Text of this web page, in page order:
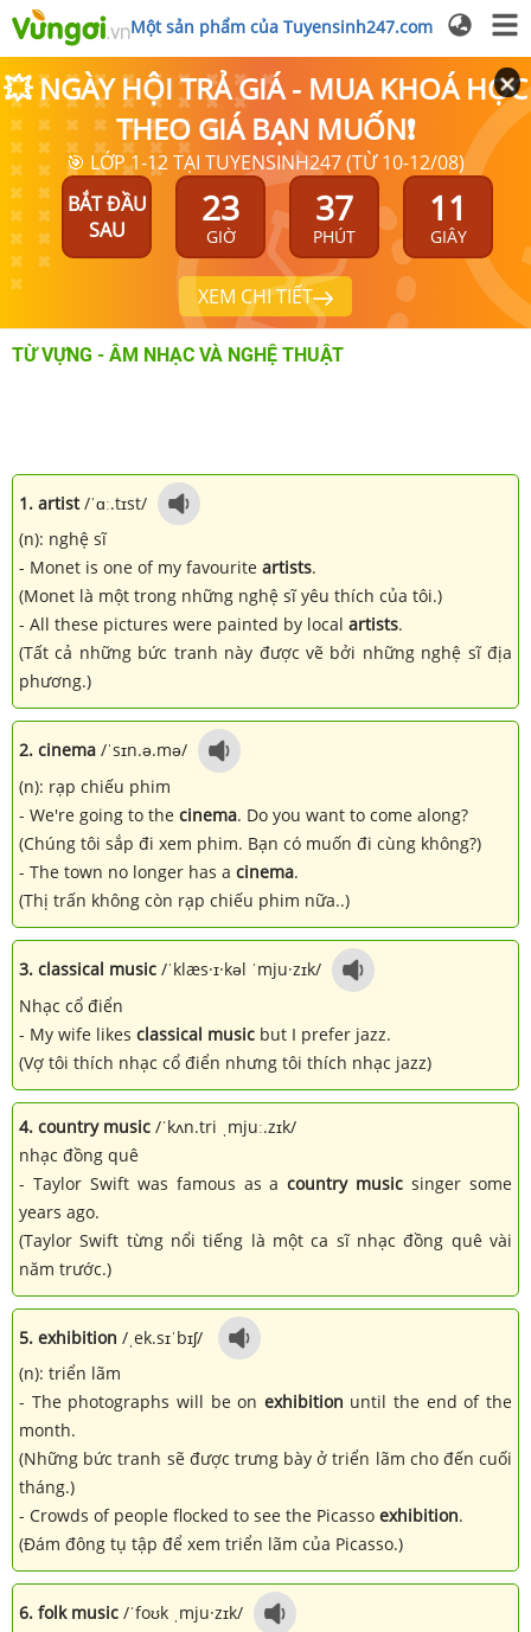
Một sản phẩm của Tuyensinh247.com
💥 NGÀY HỘI TRẢ GIÁ - MUA KHOÁ HỌC
THEO GIÁ BẠN MUỐN❗
🎯 LỚP 1-12 TẠI TUYENSINH247 (TỪ 10-12/08)
BẮT ĐẦU
SAU
23
GIỜ
37
PHÚT
11
GIÂY
XEM CHI TIẾT
TỪ VỰNG - ÂM NHẠC VÀ NGHỆ THUẬT
1. artist/ˈɑː.tɪst/
(n): nghệ sĩ
- Monet is one of my favourite artists.
(Monet là một trong những nghệ sĩ yêu thích của tôi.)
- All these pictures were painted by local artists.
(Tất cả những bức tranh này được vẽ bởi những nghệ sĩ địa
phương.)
2. cinema /ˈsɪn.ə.mə/
(n): rạp chiếu phim
- We're going to the cinema. Do you want to come along?
(Chúng tôi sắp đi xem phim. Bạn có muốn đi cùng không?)
- The town no longer has a cinema.
(Thị trấn không còn rạp chiếu phim nữa..)
3. classical music /ˈklæs·ɪ·kəl ˈmju·zɪk/
Nhạc cổ điển
- My wife likes classical music but I prefer jazz.
(Vợ tôi thích nhạc cổ điển nhưng tôi thích nhạc jazz)
4. country music /ˈkʌn.tri ˌmjuː.zɪk/
nhạc đồng quê
- Taylor Swift was famous as acountry music singer some
years ago.
(Taylor Swift từng nổi tiếng là một ca sĩ nhạc đồng quê vài
năm trước.)
5. exhibition /ˌek.sɪˈbɪʃ/
(n): triển lãm
- The photographs will be on exhibition until the end of the
month.
(Những bức tranh sẽ được trưng bày ở triển lãm cho đến cuối
tháng.)
- Crowds of people flocked to see the Picasso exhibition.
(Đám đông tụ tập để xem triển lãm của Picasso.)
6. folk music /ˈfoʊk ˌmju·zɪk/